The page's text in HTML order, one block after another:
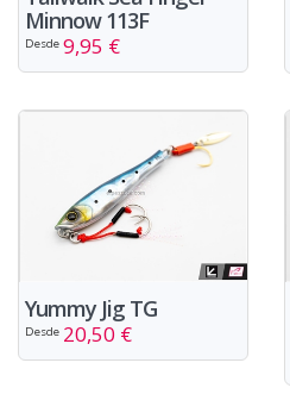
Minnow 113F
Desde 9,95 €
Yummy Jig TG
Desde 20,50 €